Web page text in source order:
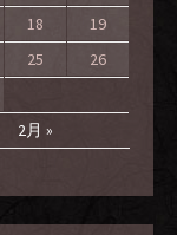
2月 »
18
19
25
26